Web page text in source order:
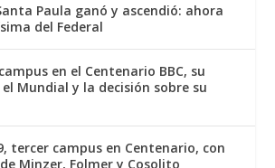
Paula ganó y ascendió: ahora
del Federal
en el Centenario BBC, su
Mundial y la decisión sobre su
tercer campus en Centenario, con
Minzer, Folmer y Cosolito